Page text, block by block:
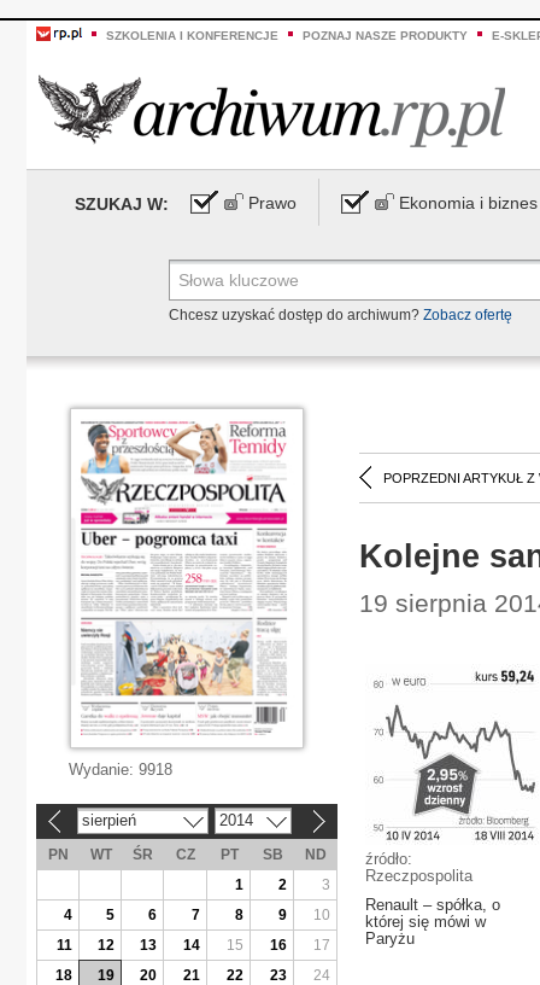
SZKOLENIA I KONFERENCJE POZNAJ NASZE PRODUKTY E-
SZUKAJ W: Prawo Ekonomia i biznes
Chcesz uzyskać dostęp do archiwum? Zobacz ofertę
POPRZEDNI ARTYKUŁ Z
Kolejne
19 sierpnia
źródło:
Rzeczpospolita
Renault – spółka, o
której się mówi w
Paryżu
Wydanie: 9918
sierpień 2014
PN WT ŚR CZ PT SB
ND
1
2
3
4
5 6 7 8 9
10
11
12 13 14 15 16
17
18
19 20 21 22 23
24